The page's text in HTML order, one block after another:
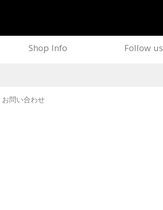
Shop Info Follow us
お問い合わせ